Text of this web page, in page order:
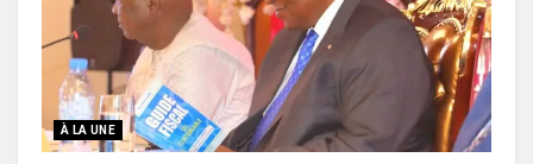
À LA UNE